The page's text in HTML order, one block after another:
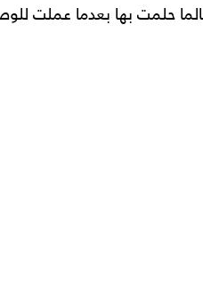
حلمت بها بعدما عملت